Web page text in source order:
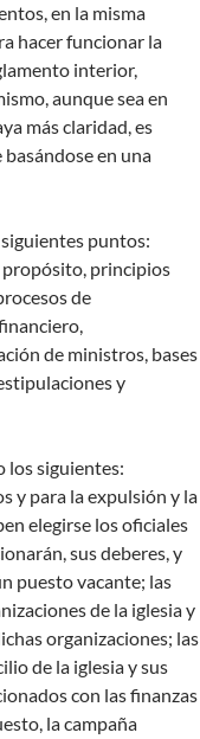
en la misma
hacer funcionar la
interior,
aunque sea en
más claridad, es
en una
puntos:
propósito, principios
de
de ministros, bases
y
los siguientes:
y para la expulsión y la
elegirse los oficiales
sus deberes, y
puesto vacante; las
de la iglesia y
organizaciones; las
de la iglesia y sus
con las finanzas
la campaña